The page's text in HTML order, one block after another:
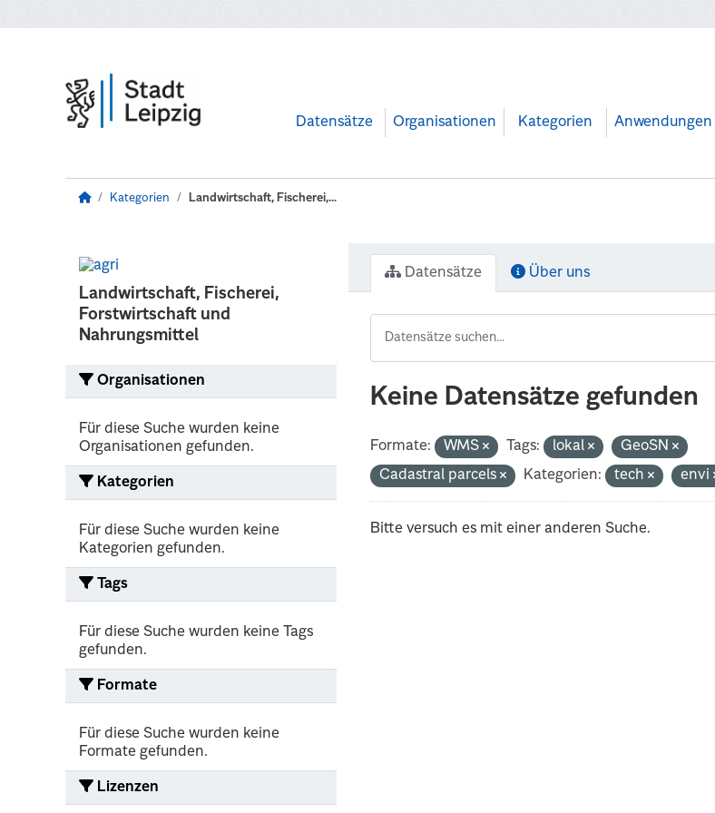
Datensätze Organisationen Kategorien Anwendungen
Kategorien Landwirtschaft, Fischerei,...
Landwirtschaft, Fischerei,
Forstwirtschaft und
Nahrungsmittel
Organisationen
Für diese Suche wurden keine
Organisationen gefunden.
Kategorien
Für diese Suche wurden keine
Kategorien gefunden.
Tags
Für diese Suche wurden keine Tags
gefunden.
Formate
Für diese Suche wurden keine
Formate gefunden.
Lizenzen
Datensätze Über uns
Keine Datensätze gefunden
Formate: WMS Tags: lokal
GeoSN
Cadastral parcels
Kategorien: tech envi
Bitte versuch es mit einer anderen Suche.